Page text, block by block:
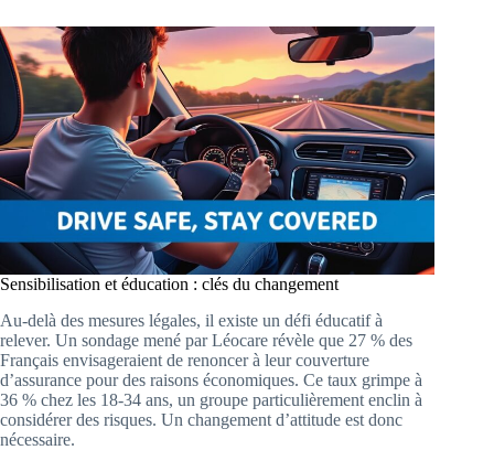
Sensibilisation et éducation : clés du changement
Au-delà des mesures légales, il existe un défi éducatif à
relever. Un sondage mené par Léocare révèle que 27 % des
Français envisageraient de renoncer à leur couverture
d’assurance pour des raisons économiques. Ce taux grimpe à
36 % chez les 18-34 ans, un groupe particulièrement enclin à
considérer des risques. Un changement d’attitude est donc
nécessaire.